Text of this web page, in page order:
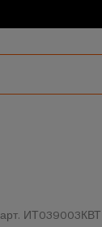
арт. ИТ039003КВТ